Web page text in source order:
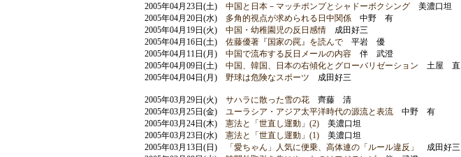
2005年04月23日(土) 中国と日本－マッチポンプとシャドーボクシング美濃口坦
2005年04月20日(水)
多角的視点が求められる日中関係中野 有
2005年04月19日(火) 中国・幼稚園児の反日感情成田好三
2005年04月16日(土) 佐藤優著『国家の罠』を読んで平岩 優
2005年04月11日(月) 中国で流布する反日メールの内容伴 武澄
2005年04月09日(土) 中国、韓国、日本の右傾化とグローバリゼーション 土屋 直
2005年04月04日(月) 野球は危険なスポーツ 成田好三
2005年03月29日(火) サハラに散った雪の花齊藤 清
2005年03月25日(金) ユーラシア・アジア太平洋時代の源流と表流中野 有
2005年03月24日(木) 憲法と「世直し運動」(2)美濃口坦
2005年03月23日(水) 憲法と「世直し運動」(1)美濃口坦
2005年03月13日(日)
「愛ちゃん」人気に便乗、高体連の「ルール違反」
成田好三